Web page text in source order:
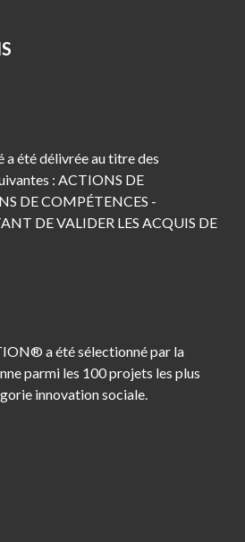
été délivrée au titre des
: ACTIONS DE
DE COMPÉTENCES -
DE VALIDER LES ACQUIS DE
a été sélectionné par la
parmi les 100 projets les plus
innovation sociale.